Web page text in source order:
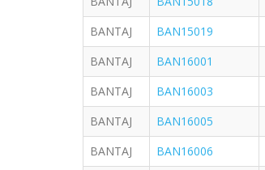
BANTAJ
BAN15019
BANTAJ
BAN16001
BANTAJ
BAN16003
BANTAJ
BAN16005
BANTAJ
BAN16006